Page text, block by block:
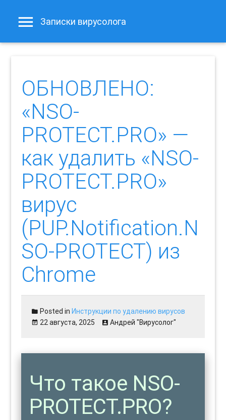
Записки вирусолога
ОБНОВЛЕНО:
«NSO-
PROTECT.PRO» —
как удалить «NSO-
PROTECT.PRO»
вирус
(PUP.Notification.N
SO-PROTECT) из
Chrome
Posted inИнструкции по удалению вирусов
22 августа, 2025
Андрей "Вирусолог"
Что такое NSO-
PROTECT.PRO?